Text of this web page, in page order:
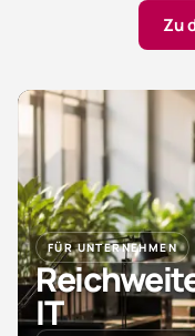
Zu
FÜR UNTERNEHMEN
IT